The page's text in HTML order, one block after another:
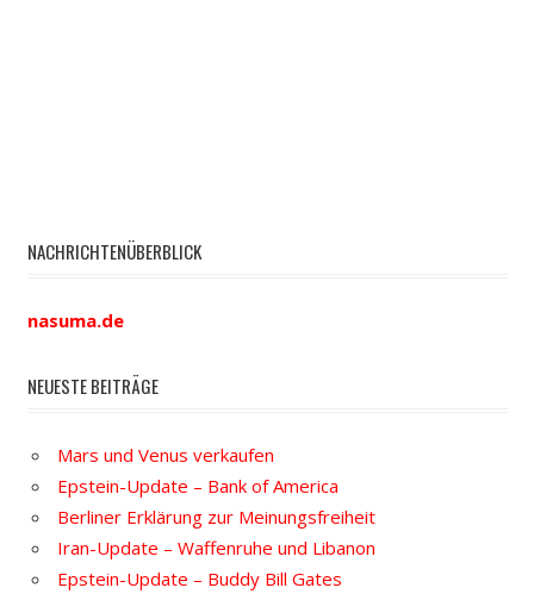
NACHRICHTENÜBERBLICK
nasuma.de
NEUESTE BEITRÄGE
Mars und Venus verkaufen
Epstein-Update – Bank of America
Berliner Erklärung zur Meinungsfreiheit
Iran-Update – Waffenruhe und Libanon
Epstein-Update – Buddy Bill Gates